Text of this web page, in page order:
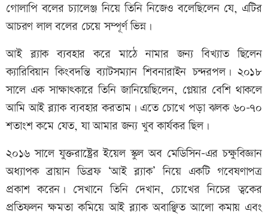
গোলাপি বলের চ্যালেঞ্জ নিয়ে তিনি নিজেও বলেছিলেন যে, এটির
আচরণ লাল বলের চেয়ে সম্পূর্ণ ভিন্ন।
আই ব্ল্যাক ব্যবহার করে মাঠে নামার জন্য বিখ্যাত ছিলেন
ক্যারিবিয়ান কিংবদন্তি ব্যাটসম্যান শিবনারাইন চন্দরপল। ২০১৮
সালে এক সাক্ষাৎকারে তিনি জানিয়েছিলেন, গ্লেয়ার বেশি থাকলে
আমি আই ব্ল্যাক ব্যবহার করতাম। এতে চোখে পড়া ঝলক ৬০-৭০
শতাংশ কমে যেত, যা আমার জন্য খুব কার্যকর ছিল।
২০১৬ সালে যুক্তরাষ্ট্রের ইয়েল স্কুল অব মেডিসিন-এর চক্ষুবিজ্ঞান
অধ্যাপক ব্রায়ান ডিব্রফ ‘আই ব্ল্যাক’ নিয়ে একটি গবেষণাপত্র
প্রকাশ করেন। সেখানে তিনি দেখান, চোখের নিচের ত্বকের
প্রতিফলন ক্ষমতা কমিয়ে আই ব্ল্যাক অবাঞ্ছিত আলো কমায় এবং